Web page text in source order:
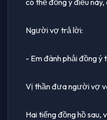
Người vợ trả lời:
- Em đành phải đồng ý
Vị thần đưa người vợ
Hai tiếng đồng hồ sau,